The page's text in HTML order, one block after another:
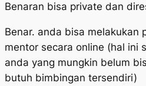
Benaran bisa private dan
Benar. anda bisa melakukan
mentor secara online (hal ini
anda yang mungkin belum
butuh bimbingan tersendiri)